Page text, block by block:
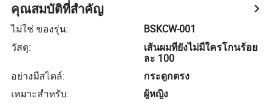
คุณสมบัติที่สำคัญ
ไม่ใช่ ของรุ่น:
BSKCW-001
วัสดุ:
เส้นผมที่ยังไม่มีใครโกนร้อย
ละ 100
อย่างมีสไตล์:
กระดูกตรง
เหมาะสำหรับ:
ผู้หญิง